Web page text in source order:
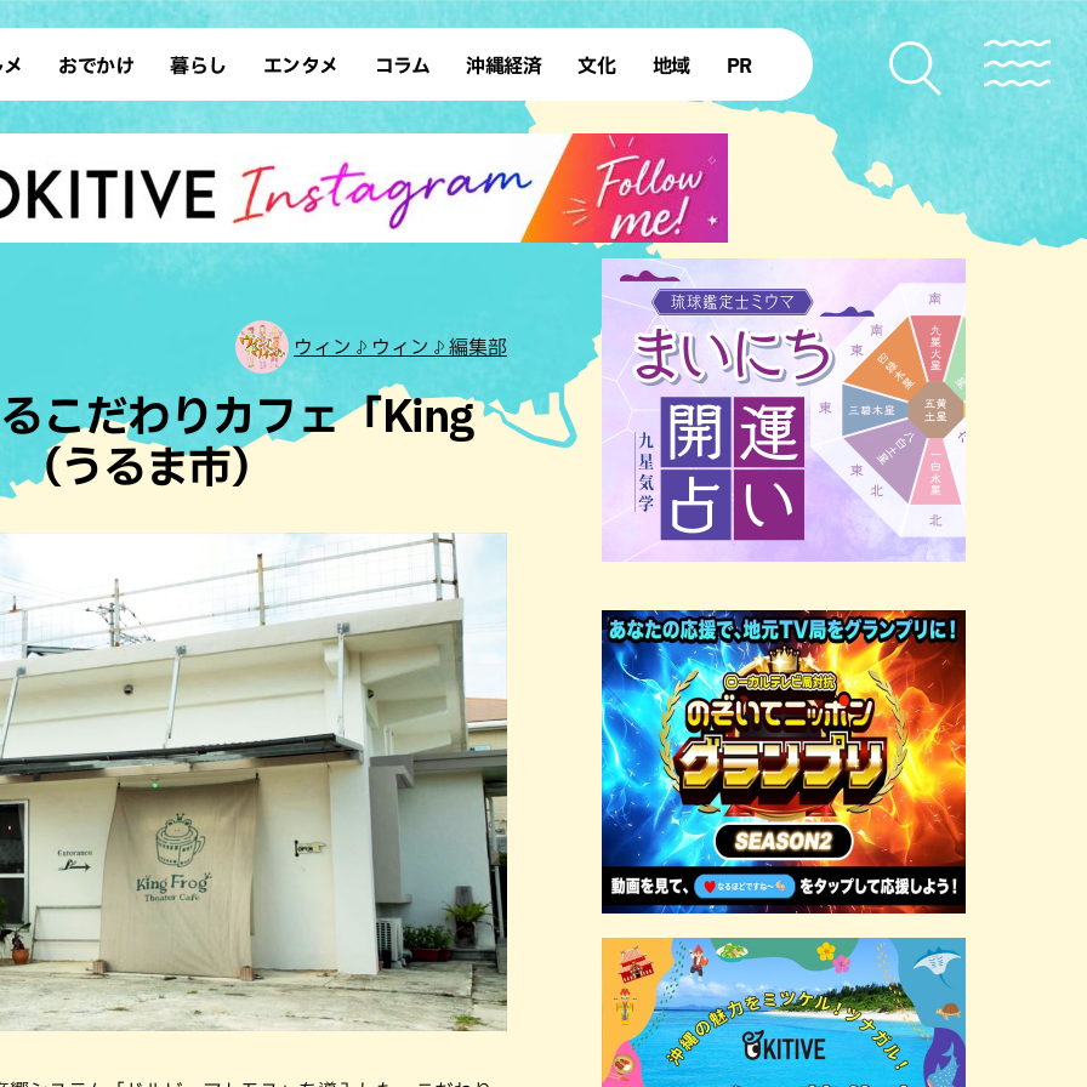
ン 沖縄そば
ウト カフェ
和食・日本料理
アジア・エスニック
イタリアン
フレンチ
・焼肉 焼鳥・串料理
肉料理 居酒屋・バー
イキング
ガー タコス・タコライス
おでかけ
デート ドライブ
散歩 ソロ活
アート
ホテル
サウナ 公園
沖縄の海
暮らし
レシピ SDGs
ファッション ローカルニュース
沖縄移住 沖縄旧暦行事
エンタメ
スポーツ 占い
タレント・芸人 テレビ
コラム 沖縄経済 文化
復帰50年
地域
本島北部 本島中部
本島南部 先島諸島
北部離島
PR
ウィン♪ウィン♪編集部
こだわりカフェ「King
うるま市）